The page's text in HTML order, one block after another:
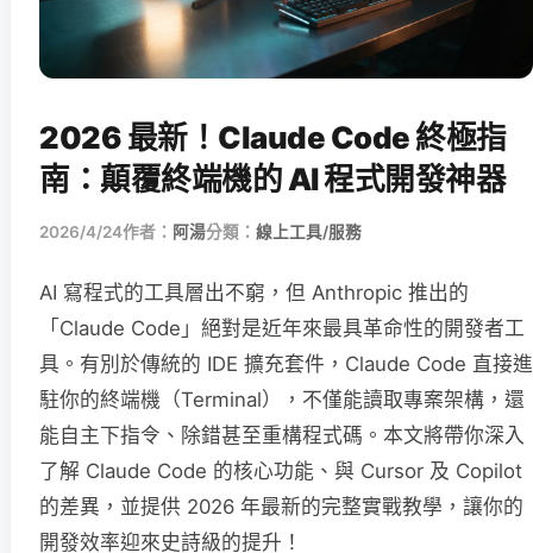
2026 最新！Claude Code 終極指
南：顛覆終端機的 AI 程式開發神器
2026/4/24作者： 阿湯分類： 線上工具/服務
AI 寫程式的工具層出不窮，但 Anthropic 推出的
「Claude Code」絕對是近年來最具革命性的開發者工
具。有別於傳統的 IDE 擴充套件，Claude Code 直接進
駐你的終端機（Terminal），不僅能讀取專案架構，還
能自主下指令、除錯甚至重構程式碼。本文將帶你深入
了解 Claude Code 的核心功能、與 Cursor 及 Copilot
的差異，並提供 2026 年最新的完整實戰教學，讓你的
開發效率迎來史詩級的提升！